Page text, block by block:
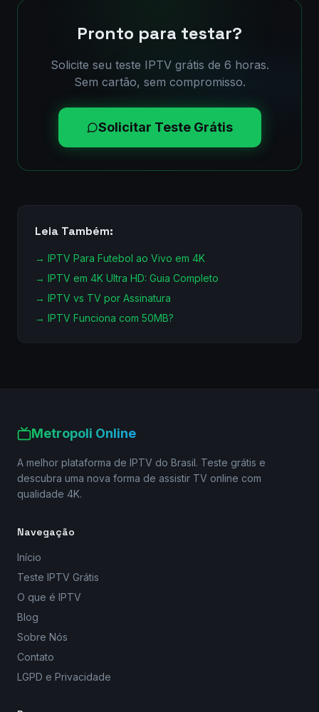
Pronto para testar?
Solicite seu teste IPTV grátis de 6 horas.
Sem cartão, sem compromisso.
Solicitar Teste Grátis
Leia Também:
→ IPTV Para Futebol ao Vivo em 4K
→ IPTV em 4K Ultra HD: Guia Completo
→ IPTV vs TV por Assinatura
→ IPTV Funciona com 50MB?
Metropoli Online
A melhor plataforma de IPTV do Brasil. Teste grátis e
descubra uma nova forma de assistir TV online com
qualidade 4K.
Navegação
Início
Teste IPTV Grátis
O que é IPTV
Blog
Sobre Nós
Contato
LGPD e Privacidade